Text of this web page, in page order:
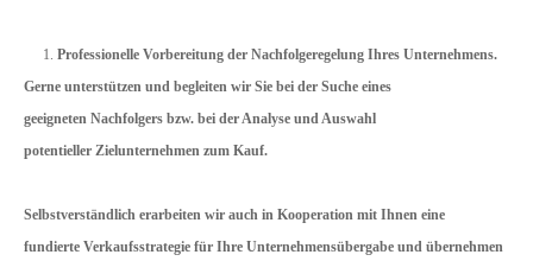
Professionelle Vorbereitung der Nachfolgeregelung Ihres Unternehmens.
Gerne unterstützen und begleiten wir Sie bei der Suche eines
geeigneten Nachfolgers bzw. bei der Analyse und Auswahl
potentieller Zielunternehmen zum Kauf.
Selbstverständlich erarbeiten wir auch in Kooperation mit Ihnen eine
fundierte Verkaufsstrategie für Ihre Unternehmensübergabe und übernehmen